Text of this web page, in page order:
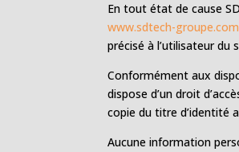
En tout état de cause
www.sdtech-groupe.com
précisé à l’utilisateur du
Conformément aux
dispose d’un droit
copie du titre d’identité
Aucune information